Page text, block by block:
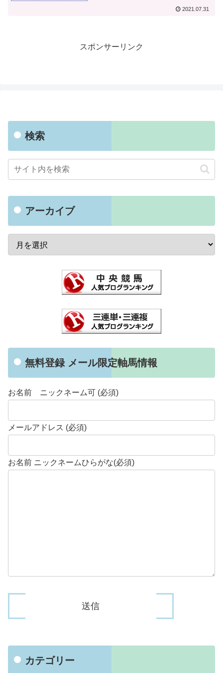
2021.07.31
スポンサーリンク
検索
アーカイブ
無料登録 メール限定軸馬情報
お名前 ニックネーム可 (必須)
メールアドレス (必須)
お名前 ニックネームひらがな(必須)
カテゴリー